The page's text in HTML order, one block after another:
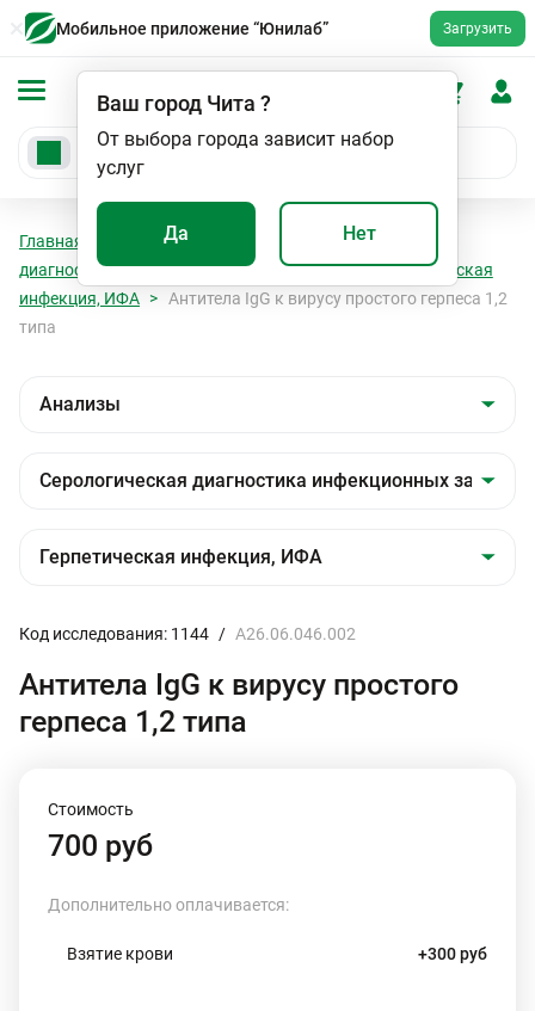
Мобильное приложение “Юнилаб” Загрузить
Ваш город Чита ?
От выбора города зависит набор
услуг
Да Нет
Главная Анализы
Серологическая
диагностика инфекционных заболеваний
Герпетическая
инфекция, ИФА
Антитела IgG к вирусу простого герпеса 1,2
типа
Код исследования: 1144 / A26.06.046.002
Антитела IgG к вирусу простого
герпеса 1,2 типа
Стоимость
700 руб
Дополнительно оплачивается:
Взятие крови +300 руб